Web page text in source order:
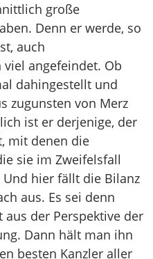
große
Denn er werde, so
auch
angefeindet. Ob
dahingestellt und
zugunsten von Merz
ist er derjenige, der
mit denen die
sie im Zweifelsfall
hier fällt die Bilanz
aus. Es sei denn
der Perspektive der
Dann hält man ihn
besten Kanzler aller